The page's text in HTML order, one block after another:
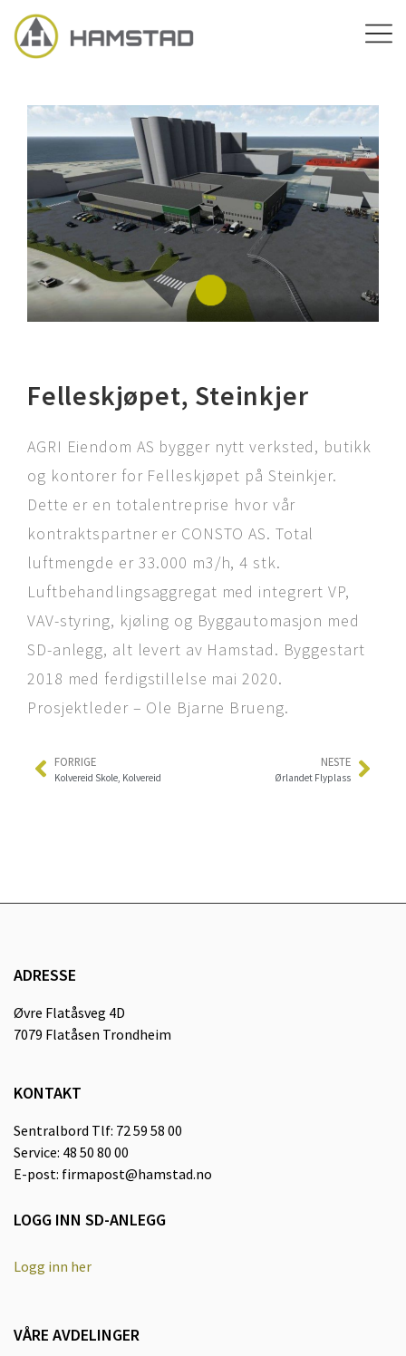
Felleskjøpet, Steinkjer
AGRI Eiendom AS bygger nytt verksted, butikk
og kontorer for Felleskjøpet på Steinkjer.
Dette er en totalentreprise hvor vår
kontraktspartner er CONSTO AS. Total
luftmengde er 33.000 m3/h, 4 stk.
Luftbehandlingsaggregat med integrert VP,
VAV-styring, kjøling og Byggautomasjon med
SD-anlegg, alt levert av Hamstad. Byggestart
2018 med ferdigstillelse mai 2020.
Prosjektleder – Ole Bjarne Brueng.
FORRIGE
Kolvereid Skole, Kolvereid
NESTE
Ørlandet Flyplass
ADRESSE
Øvre Flatåsveg 4D
7079 Flatåsen Trondheim
KONTAKT
Sentralbord Tlf: 72 59 58 00
Service: 48 50 80 00
E-post: firmapost@hamstad.no
LOGG INN SD-ANLEGG
Logg inn her
VÅRE AVDELINGER